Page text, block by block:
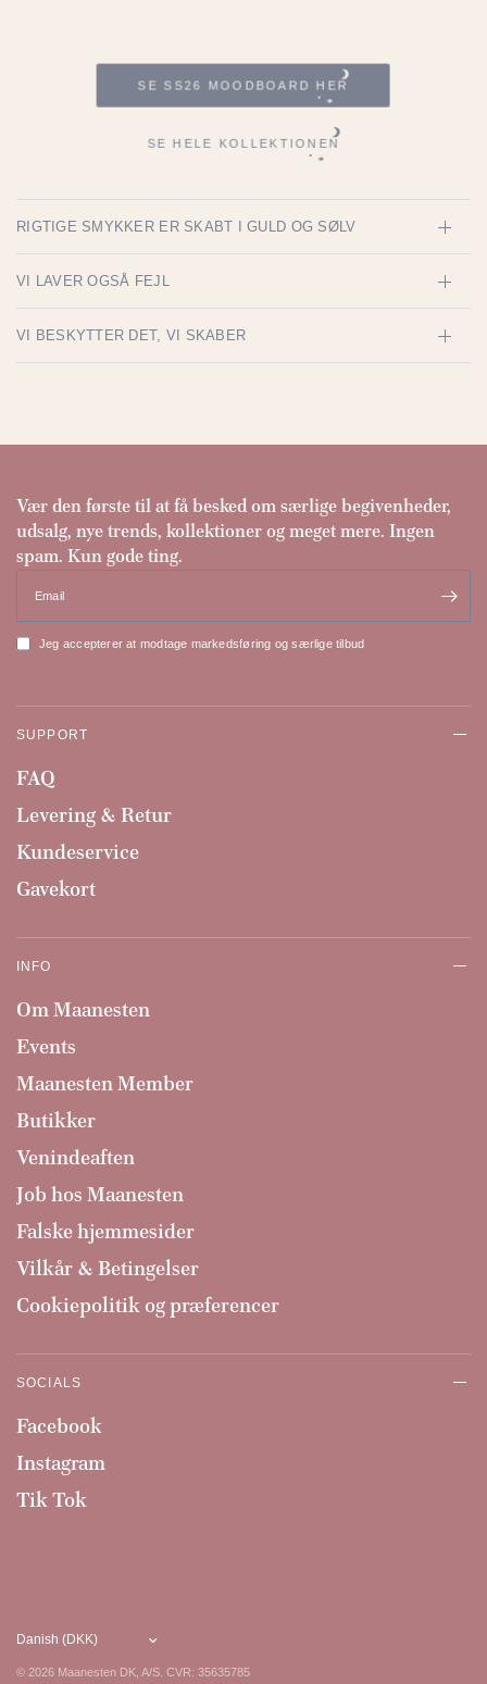
SE SS26 MOODBOARD HER
SE HELE KOLLEKTIONEN
RIGTIGE SMYKKER ER SKABT I GULD OG SØLV
VI LAVER OGSÅ FEJL
VI BESKYTTER DET, VI SKABER
Vær den første til at få besked om særlige begivenheder,
udsalg, nye trends, kollektioner og meget mere. Ingen
spam. Kun gode ting.
Email
Jeg accepterer at modtage markedsføring og særlige tilbud
SUPPORT
FAQ
Levering & Retur
Kundeservice
Gavekort
INFO
Om Maanesten
Events
Maanesten Member
Butikker
Venindeaften
Job hos Maanesten
Falske hjemmesider
Vilkår & Betingelser
Cookiepolitik og præferencer
SOCIALS
Facebook
Instagram
Tik Tok
© 2026 Maanesten DK, A/S. CVR: 35635785